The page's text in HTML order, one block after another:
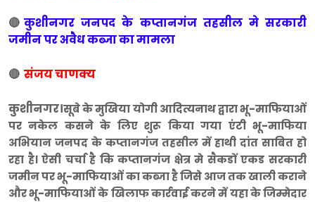
🔴कुशीनगर जनपद के कप्तानगंज तहसील मे सरकारी
जमीन पर अवैध कब्जा का मामला
🔴 संजय चाणक्य
कुशीनगर।सूबे के मुखिया योगी आदित्यनाथ द्वारा भू-माफियाओं
पर नकेल कसने के लिए शुरू किया गया एंटी भू-माफिया
अभियान जनपद के कप्तानगंज तहसील में हाथी दांत साबित हो
रहा है। ऐसी चर्चा है कि कप्तानगंज क्षेत्र मे सैकडों एकड सरकारी
जमीन पर भू-माफियाओं का कब्जा है जिसे आज तक खाली कराने
और भू-माफियाओं के खिलाफ कार्रवाई करने में यहा के जिम्मेदार